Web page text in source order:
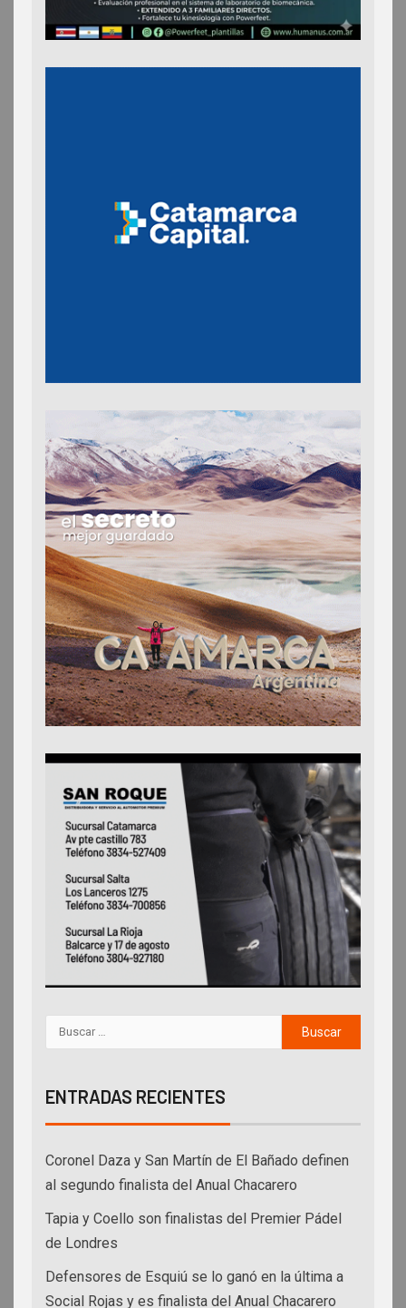
ENTRADAS RECIENTES
Coronel Daza y San Martín de El Bañado definen
al segundo finalista del Anual Chacarero
Tapia y Coello son finalistas del Premier Pádel
de Londres
Defensores de Esquiú se lo ganó en la última a
Social Rojas y es finalista del Anual Chacarero